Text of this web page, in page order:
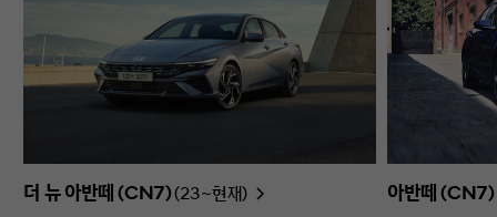
더 뉴 아반떼 (CN7)(23~현재) 아반떼 (CN7)